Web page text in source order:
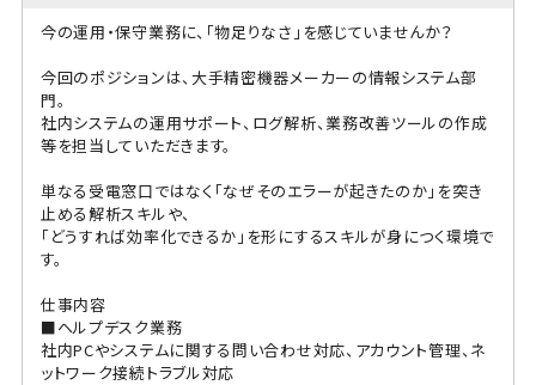
今の運用・保守業務に、「物足りなさ」を感じていませんか？
今回のポジションは、大手精密機器メーカーの情報システム部
門。
社内システムの運用サポート、ログ解析、業務改善ツールの作成
等を担当していただきます。
単なる受電窓口ではなく「なぜそのエラーが起きたのか」を突き
止める解析スキルや、
「どうすれば効率化できるか」を形にするスキルが身につく環境で
す。
仕事内容
■ヘルプデスク業務
社内PCやシステムに関する問い合わせ対応、アカウント管理、ネ
ットワーク接続トラブル対応